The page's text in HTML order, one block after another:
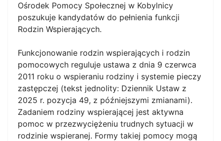
Ośrodek Pomocy Społecznej w Kobylnicy
poszukuje kandydatów do pełnienia funkcji
Rodzin Wspierających.
Funkcjonowanie rodzin wspierających i rodzin
pomocowych reguluje ustawa z dnia 9 czerwca
2011 roku o wspieraniu rodziny i systemie pieczy
zastępczej (tekst jednolity: Dziennik Ustaw z
2025 r. pozycja 49, z późniejszymi zmianami).
Zadaniem rodziny wspierającej jest aktywna
pomoc w przezwyciężeniu trudnych sytuacji w
rodzinie wspieranej. Formy takiej pomocy mogą